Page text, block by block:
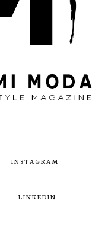
INSTAGRAM
LINKEDIN